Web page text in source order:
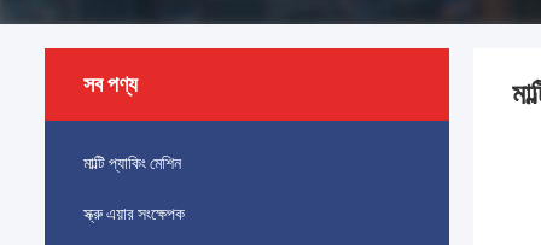
সব পণ্য
মাল্টি প্যাকিং মেশিন
স্ক্রু এয়ার সংক্ষেপক